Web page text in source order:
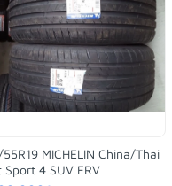
MICHELIN China/Thai
Sport 4 SUV FRV